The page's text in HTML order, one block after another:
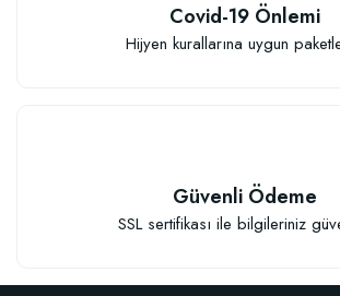
600,37 TL
Covid-19 Önlemi
Hijyen kurallarına uygun
Güvenli Ödeme
SSL sertifikası ile bilgileriniz